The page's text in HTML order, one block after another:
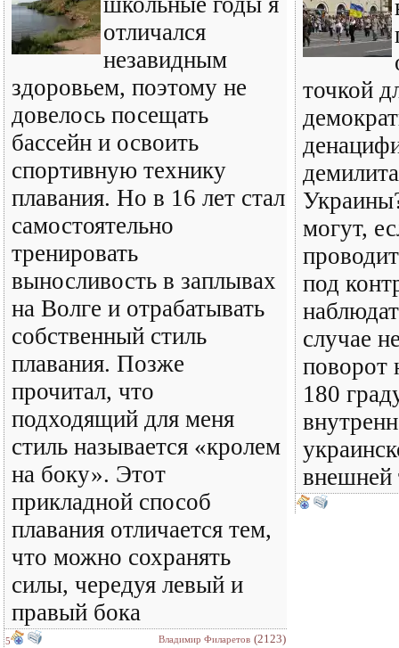
отличался
незавидным
здоровьем, поэтому не
довелось посещать
бассейн и освоить
спортивную технику
плавания. Но в 16 лет стал
самостоятельно
тренировать
выносливость в заплывах
на Волге и отрабатывать
собственный стиль
плавания. Позже
прочитал, что
подходящий для меня
стиль называется «кролем
на боку». Этот
прикладной способ
плавания отличается тем,
что можно сохранять
силы, чередуя левый и
правый бока
5 Владимир Филаретов (2123)
точкой
могут,
под
случае
поворот
180